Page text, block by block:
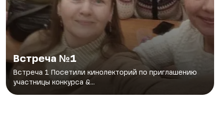
Встреча №1
Встреча 1 Посетили кинолекторий по приглашению
участницы конкурса &...